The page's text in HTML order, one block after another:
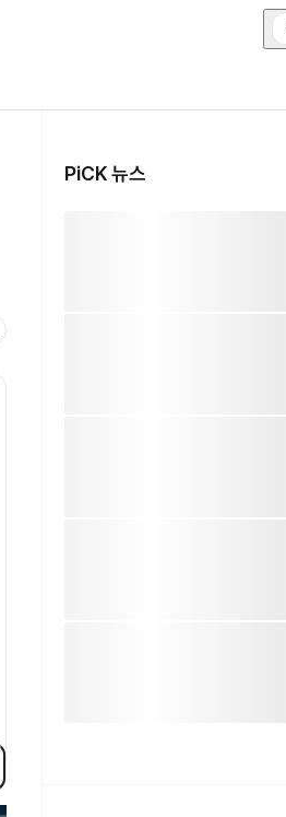
PiCK 뉴스